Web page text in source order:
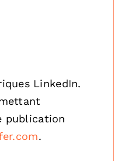
LinkedIn.
publication
.